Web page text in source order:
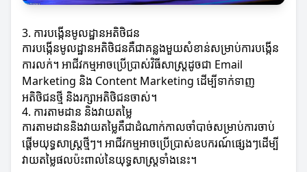
3. ការបង្កើនមូលដ្ឋានអតិថិជន
ការបង្កើនមូលដ្ឋានអតិថិជនគឺជាគន្លងមួយសំខាន់សម្រាប់ការបង្កើន
ការលក់។ អាជីវកម្មអាចប្រើប្រាស់វិធីសាស្ត្រដូចជា Email
Marketing និង Content Marketing ដើម្បីទាក់ទាញ
អតិថិជនថ្មី និងរក្សាអតិថិជនចាស់។
4. ការតាមដាន និងវាយតម្លៃ
ការតាមដាននិងវាយតម្លៃគឺជាដំណាក់កាលចាំបាច់សម្រាប់ការចាប់
ផ្តើមយុទ្ធសាស្ត្រថ្មីៗ។ អាជីវកម្មអាចប្រើប្រាស់ឧបករណ៍ផ្សេងៗដើម្បី
វាយតម្លៃផលប៉ះពាល់នៃយុទ្ធសាស្ត្រទាំងនេះ។